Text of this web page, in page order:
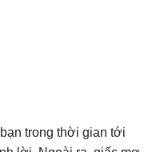
trong thời gian tới